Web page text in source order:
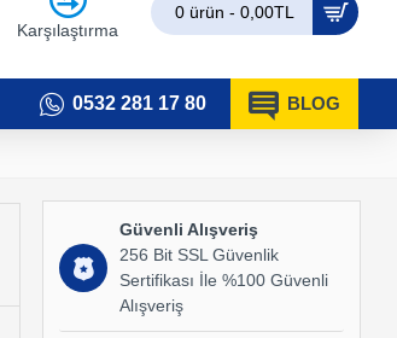
Karşılaştırma
0 ürün - 0,00TL
0532 281 17 80 BLOG
Güvenli Alışveriş
256 Bit SSL Güvenlik
Sertifikası İle %100 Güvenli
Alışveriş